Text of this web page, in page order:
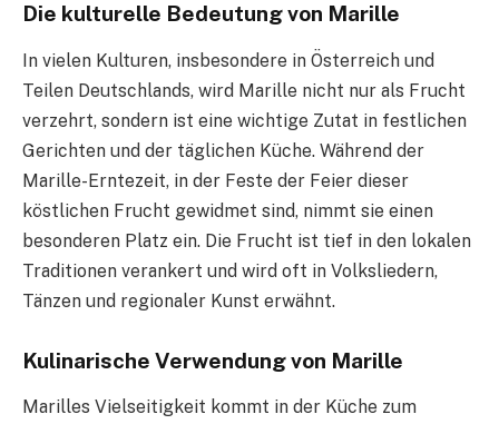
Die kulturelle Bedeutung von Marille
In vielen Kulturen, insbesondere in Österreich und
Teilen Deutschlands, wird Marille nicht nur als Frucht
verzehrt, sondern ist eine wichtige Zutat in festlichen
Gerichten und der täglichen Küche. Während der
Marille-Erntezeit, in der Feste der Feier dieser
köstlichen Frucht gewidmet sind, nimmt sie einen
besonderen Platz ein. Die Frucht ist tief in den lokalen
Traditionen verankert und wird oft in Volksliedern,
Tänzen und regionaler Kunst erwähnt.
Kulinarische Verwendung von Marille
Marilles Vielseitigkeit kommt in der Küche zum